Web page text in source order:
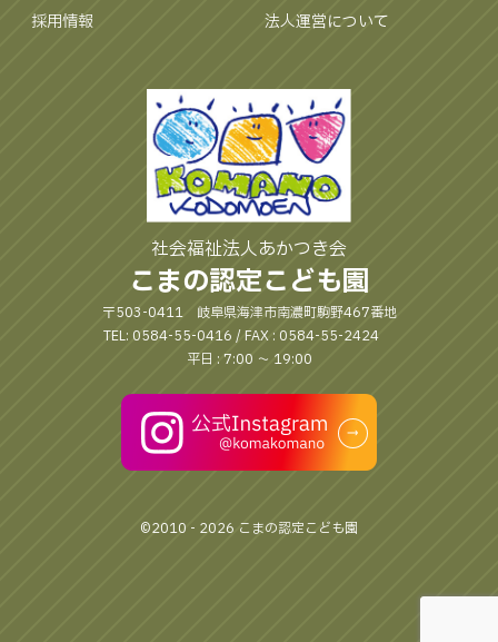
採用情報
法人運営について
社会福祉法人あかつき会
こまの認定こども園
〒503-0411 岐阜県海津市南濃町駒野467番地
TEL: 0584-55-0416 / FAX : 0584-55-2424
平日 : 7:00 〜 19:00
©2010 - 2026 こまの認定こども園